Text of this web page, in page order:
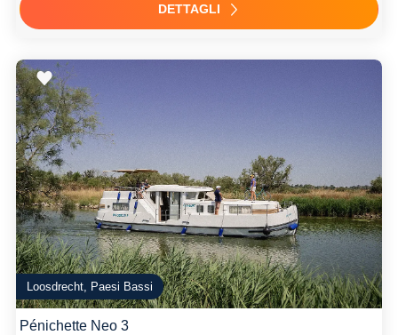
DETTAGLI
Loosdrecht, Paesi Bassi
Pénichette Neo 3